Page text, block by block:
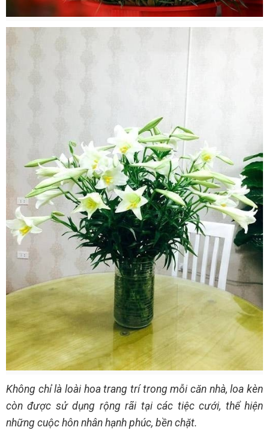
Không chỉ là loài hoa trang trí trong mỗi căn nhà, loa kèn
còn được sử dụng rộng rãi tại các tiệc cưới, thể hiện
những cuộc hôn nhân hạnh phúc, bền chặt.